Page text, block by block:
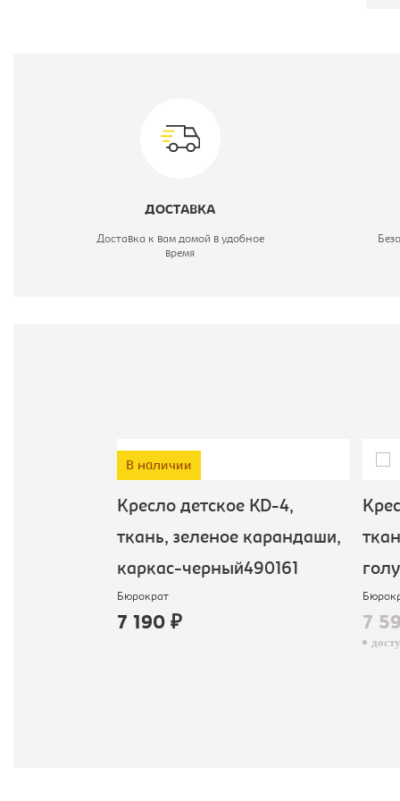
ДОСТАВКА
Доставка к вам домой в удобное
время
В наличии
Кресло детское KD-4,
ткань, зеленое карандаши,
каркас-черный490161
Бюрократ
7 190 ₽ 7